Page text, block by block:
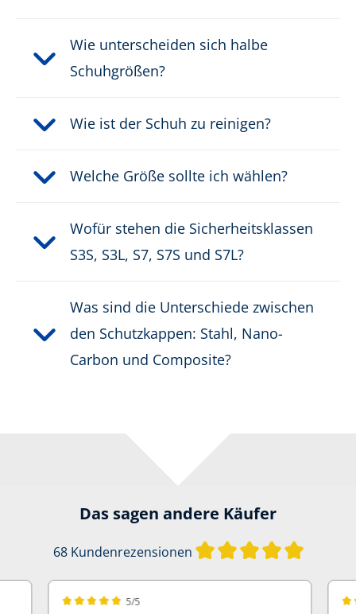
Wie unterscheiden sich halbe
Schuhgrößen?
Wie ist der Schuh zu reinigen?
Welche Größe sollte ich wählen?
Wofür stehen die Sicherheitsklassen
S3S, S3L, S7, S7S und S7L?
Was sind die Unterschiede zwischen
den Schutzkappen: Stahl, Nano-
Carbon und Composite?
Das sagen andere Käufer
68 Kundenrezensionen
5/5